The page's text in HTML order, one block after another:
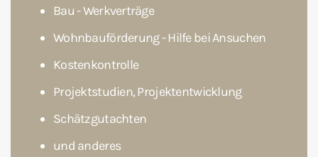
Bau - Werkverträge
Wohnbauförderung - Hilfe bei Ansuchen
Kostenkontrolle
Projektstudien, Projektentwicklung
Schätzgutachten
und anderes